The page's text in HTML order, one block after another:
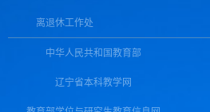
离退休工作处
中华人民共和国教育部
辽宁省本科教学网